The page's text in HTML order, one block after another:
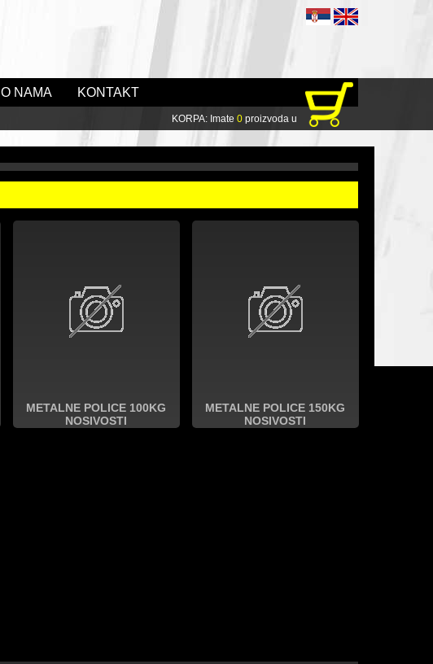
O NAMA KONTAKT
KORPA: Imate 0 proizvoda u
METALNE POLICE 100KG
NOSIVOSTI
METALNE POLICE 150KG
NOSIVOSTI